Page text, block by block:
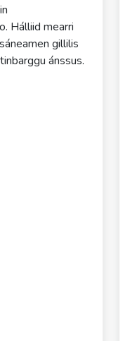
Hálliid mearri
gillilis
ánssus.